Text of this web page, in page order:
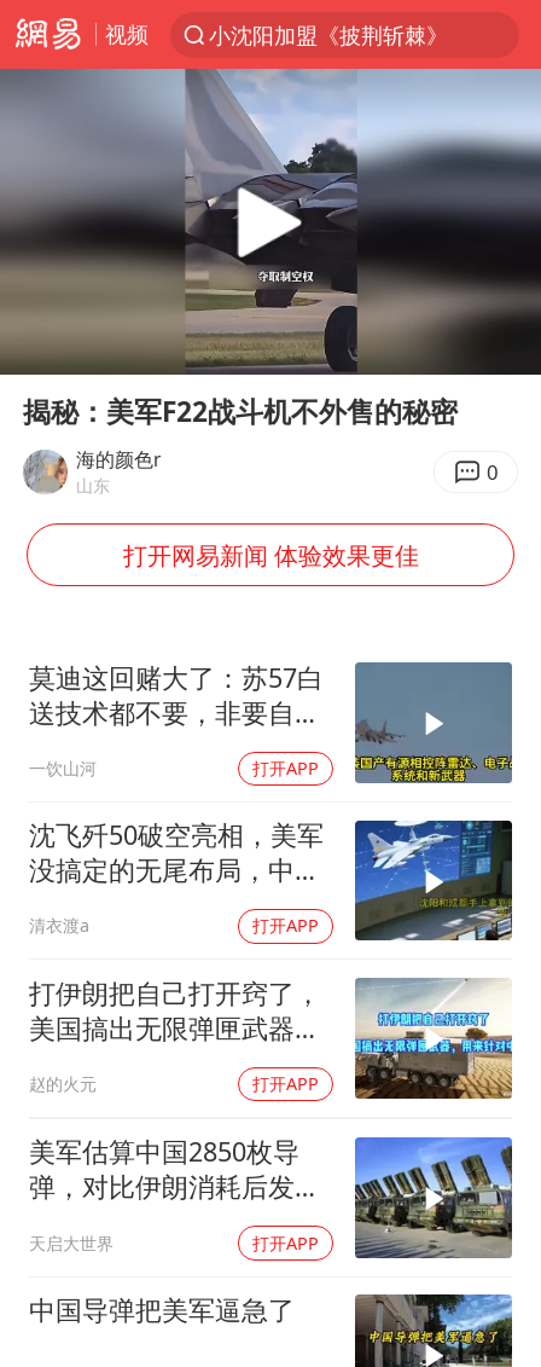
视频
小沈阳加盟《披荆斩棘》
白海豚雨量超越利奇马、巴威
人形机器人第一股
多地银行上调存款利率
上海地铁4条线路全线停运
白海豚路径图
宇树申购 中一签有望赚20万元
NBA传奇教练老尼尔森去世
律师谈贾冰私人饭局被偷拍
男子结婚8年3个女儿都不是亲生
手机真会“偷听”我们说话吗
梅婷12岁女儿百花奖发言
加沙约14万栋建筑被完全摧毁
从科技创新看开局起步的时与势
Play
揭秘：美军F22战斗机不外售的秘密
海的颜色r
山东 0
打开网易新闻 体验效果更佳
莫迪这回赌大了：苏57白
送技术都不要，非要自己
造，赢了上桌输了塌房
一饮山河 打开APP
沈飞歼50破空亮相，美军
没搞定的无尾布局，中国
清衣渡a 打开APP
打伊朗把自己打开窍了，
美国搞出无限弹匣武器，
赵的火元 打开APP
美军估算中国2850枚导
弹，对比伊朗消耗后发现
天启大世界 打开APP
中国导弹把美军逼急了